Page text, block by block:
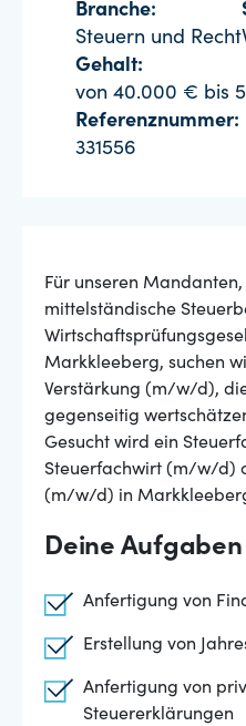
Branche:
Steuern und Recht
Gehalt:
von 40.000 € bis
Referenznummer:
331556
Für unseren
mittelständische
Markkleeberg, suchen
Verstärkung (m/w/d),
gegenseitig
Gesucht wird ein
Steuerfachwirt (m/w/d)
(m/w/d) in
Deine Aufgaben
Anfertigung von
Erstellung von
Anfertigung von
Steuererklärungen